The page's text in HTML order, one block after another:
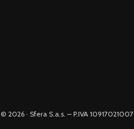
2026 · Sfera S.a.s. – P.IVA 10917021007